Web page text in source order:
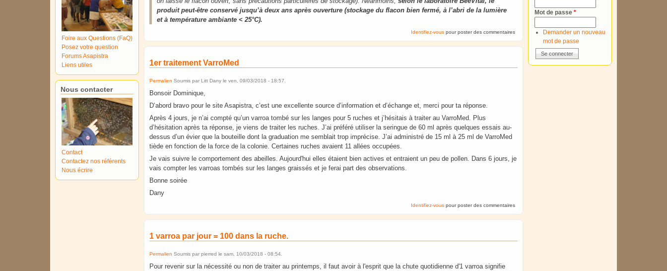
produit peut-être conservé jusqu’à deux ans après ouverture (stockage du flacon bien fermé, à l’abri de la lumière
et à température ambiante < 25°C).
Identifiez-vouspour poster des commentaires
1er traitement VarroMed
Permalien Soumis parLitt Dany leven, 09/03/2018 - 18:57
Bonsoir Dominique,
D’abord bravo pour le site Asapistra, c’est une excellente source d’information et d’échange et, merci pour ta réponse.
Après 4 jours, je n’ai compté qu’un varroa tombé sur les langes pour 5 ruches et j’hésitais à traiter au VarroMed. Plus
d’hésitation après ta réponse, je viens de traiter les ruches. J’ai préféré utiliser la seringue de 60 ml après quelques essais au-
dessus d’un évier que la bouteille dont la graduation me semblait trop imprécise. J’ai administré de 15 ml à 25 ml de VarroMed
tiède en fonction de la force de la colonie. Certaines ruches avaient 11 allées occupées.
Je vais suivre le comportement des abeilles. Aujourd'hui elles étaient bien actives et entraient un peu de pollen. Dans 6 jours, je
vais compter les varroas tombés sur les langes graissés et je ferai part des observations.
Bonne soirée
Dany
Identifiez-vouspour poster des commentaires
1 varroa par jour = 100 dans la ruche.
Permalien Soumis parpierred lesam, 10/03/2018 - 08:54
Pour revenir sur la nécessité ou non de traiter au printemps, il faut avoir à l'esprit que la chute quotidienne d'1 varroa signifie
Foire aux Questions (FaQ)
Posez votre question
Forums Asapistra
Liens utiles
Nous contacter
Contact
Contactez nos référents
Nous écrire
Mot de passe *
Demander un nouveau
mot de passe